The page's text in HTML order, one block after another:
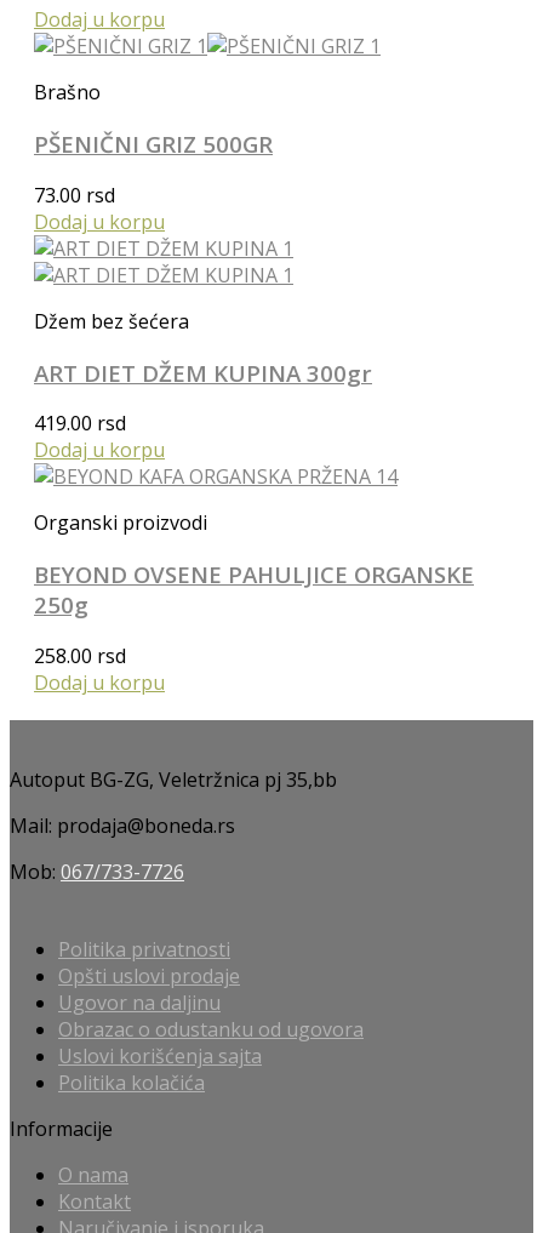
Dodaj u korpu
Brašno
PŠENIČNI GRIZ 500GR
73.00 rsd
Dodaj u korpu
Džem bez šećera
ART DIET DŽEM KUPINA 300gr
419.00 rsd
Dodaj u korpu
Organski proizvodi
BEYOND OVSENE PAHULJICE ORGANSKE
250g
258.00 rsd
Dodaj u korpu
Autoput BG-ZG, Veletržnica pj 35,bb
Mail: prodaja@boneda.rs
Mob: 067/733-7726
Politika privatnosti
Opšti uslovi prodaje
Ugovor na daljinu
Obrazac o odustanku od ugovora
Uslovi korišćenja sajta
Politika kolačića
Informacije
O nama
Kontakt